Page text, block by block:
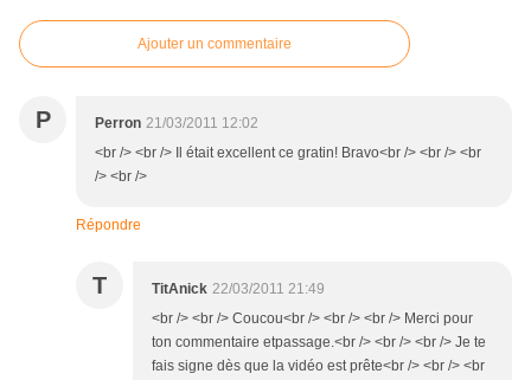
Ajouter un commentaire
P Perron 21/03/2011 12:02
<br /> <br /> Il était excellent ce gratin! Bravo<br /> <br /> <br
/> <br />
Répondre
T TitAnick 22/03/2011 21:49
<br /> <br /> Coucou<br /> <br /> <br /> Merci pour
ton commentaire etpassage.<br /> <br /> <br /> Je te
fais signe dès que la vidéo est prête<br /> <br /> <br